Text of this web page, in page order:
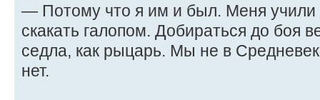
— Потому что я им и был. Меня учили
скакать галопом. Добираться до боя
седла, как рыцарь. Мы не в
нет.